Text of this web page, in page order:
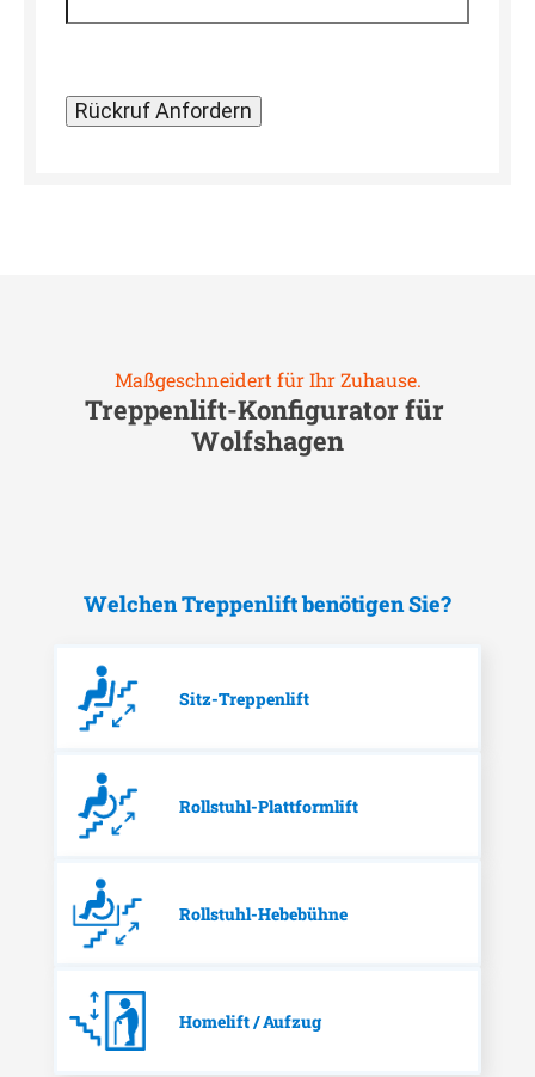
Maßgeschneidert für Ihr Zuhause.
Treppenlift-Konfigurator für
Wolfshagen
Welchen Treppenlift benötigen Sie?
Sitz-Treppenlift
Rollstuhl-Plattformlift
Rollstuhl-Hebebühne
Homelift / Aufzug